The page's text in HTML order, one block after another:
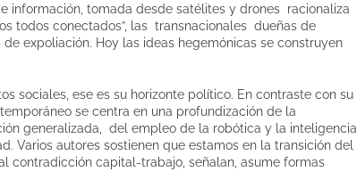
información, tomada desde satélites y drones racionaliza
todos conectados”, las transnacionales dueñas de
expoliación. Hoy las ideas hegemónicas se construyen
sociales, ese es su horizonte político. En contraste con su
se centra en una profundización de la
generalizada, del empleo de la robótica y la inteligencia
Varios autores sostienen que estamos en la transición del
capital-trabajo, señalan, asume formas